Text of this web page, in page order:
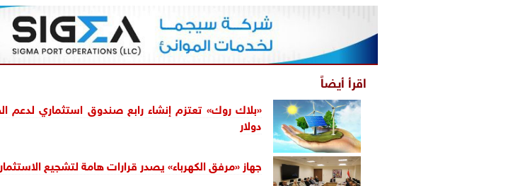
اقرأ أيضاً
دولار
جهاز «مرفق الكهرباء» يصدر قرارات هامة لتشجيع الاستثمار